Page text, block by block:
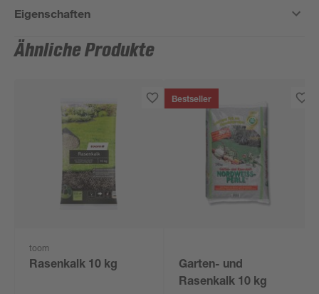
Eigenschaften
Ähnliche Produkte
toom
Rasenkalk 10 kg
Bestseller
Garten- und
Rasenkalk 10 kg